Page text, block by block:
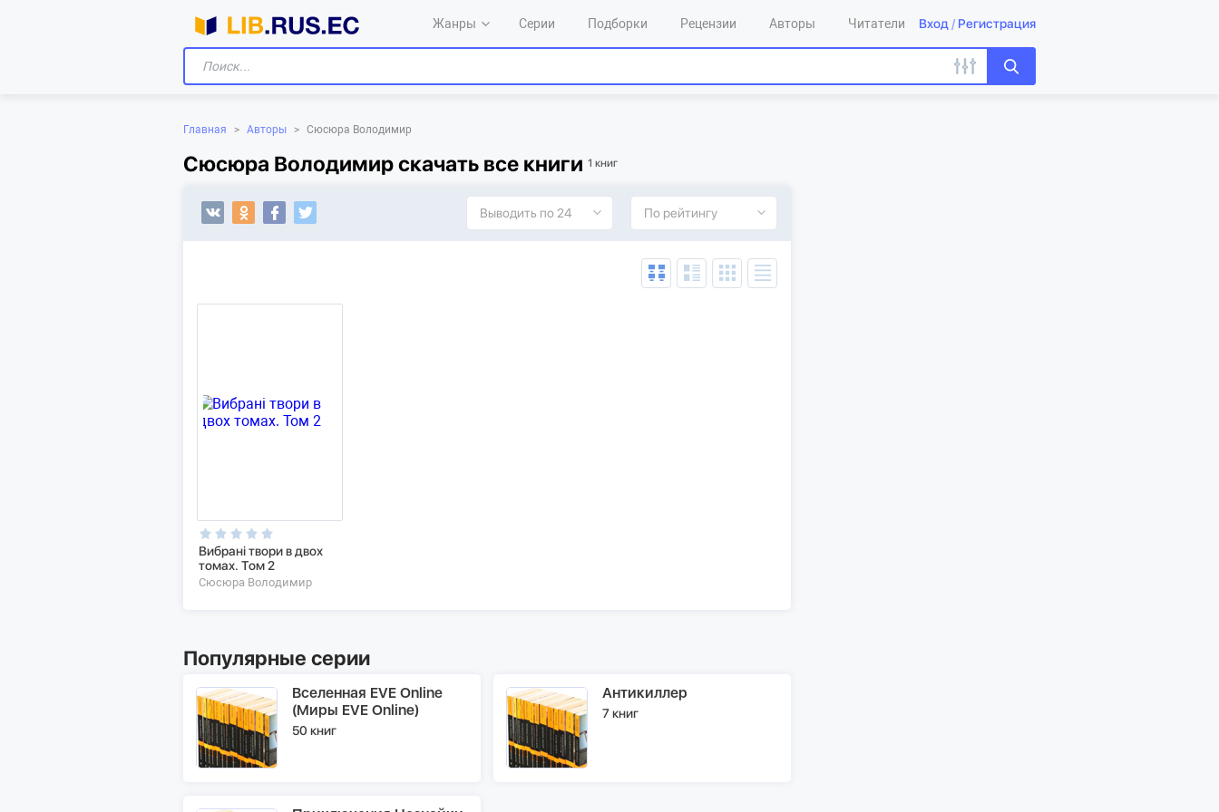
Жанры Серии Подборки Рецензии Авторы Читатели Вход / Регистрация
Главная > Авторы > Сюсюра Володимир
Сюсюра Володимир скачать все книги 1 книг
Выводить по 24 По рейтингу
Вибрані твори в двох
томах. Том 2
Сюсюра Володимир
Популярные серии
Вселенная EVE Online
(Миры EVE Online)
50 книг
Антикиллер
7 книг